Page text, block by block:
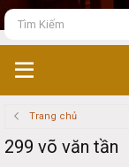
Trang chủ
299 võ văn tần